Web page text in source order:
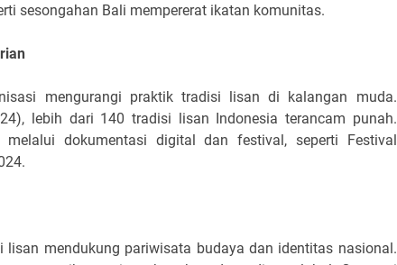
sesongahan Bali mempererat ikatan komunitas.
mengurangi praktik tradisi lisan di kalangan muda.
lebih dari 140 tradisi lisan Indonesia terancam punah.
melalui dokumentasi digital dan festival, seperti Festival
lisan mendukung pariwisata budaya dan identitas nasional.